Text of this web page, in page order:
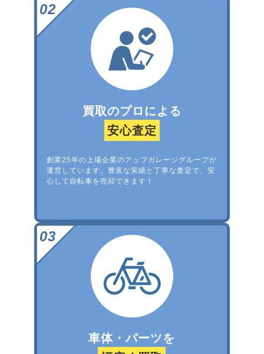
買取のプロによる
安心査定
創業25年の上場企業のアップガレージグループが
運営しています。豊富な実績と丁寧な査定で、安
心して自転車を売却できます！
車体・パーツを